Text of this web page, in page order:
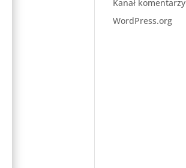
Kanał komentarzy
WordPress.org